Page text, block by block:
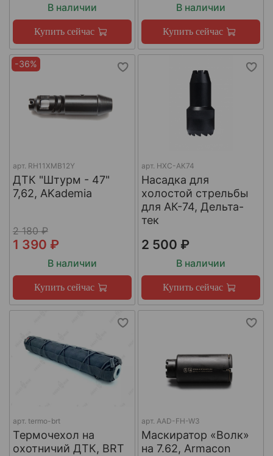
В наличии
Купить сейчас
В наличии
Купить сейчас
-36%
арт. RH11XMB12Y
ДТК "Штурм - 47"
7,62, AKademia
2 180 ₽
1 390 ₽
В наличии
Купить сейчас
арт. НХС-АК74
Насадка для
холостой стрельбы
для АК-74, Дельта-
тек
2 500 ₽
В наличии
Купить сейчас
арт. termo-brt
Термочехол на
охотничий ДТК, BRT
арт. AAD-FH-W3
Маскиратор «Волк»
на 7.62, Armacon